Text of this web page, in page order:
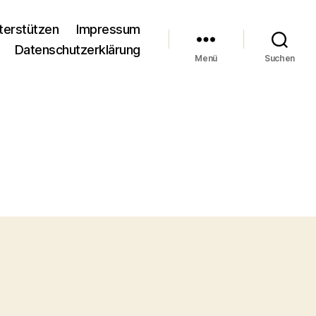
Impressum
Datenschutzerklärung
Menü Suchen